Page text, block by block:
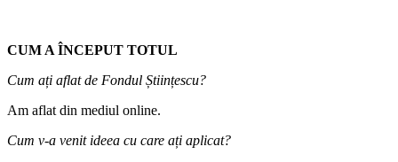
CUM A ÎNCEPUT TOTUL
Cum ați aflat de Fondul Științescu?
Am aflat din mediul online.
Cum v-a venit ideea cu care ați aplicat?